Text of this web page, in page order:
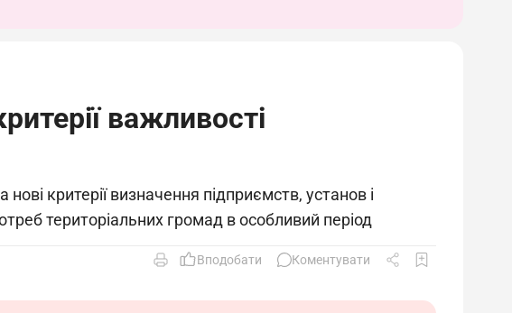
важливості
критерії визначення підприємств, установ і
територіальних громад в особливий період
Вподобати Коментувати